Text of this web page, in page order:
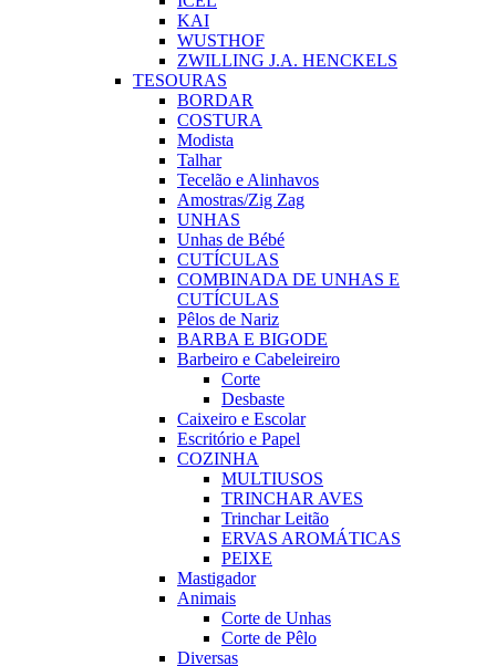
KAI
WUSTHOF
ZWILLING J.A. HENCKELS
TESOURAS
BORDAR
COSTURA
Modista
Talhar
Tecelão e Alinhavos
Amostras/Zig Zag
UNHAS
Unhas de Bébé
CUTÍCULAS
COMBINADA DE UNHAS E
CUTÍCULAS
Pêlos de Nariz
BARBA E BIGODE
Barbeiro e Cabeleireiro
Corte
Desbaste
Caixeiro e Escolar
Escritório e Papel
COZINHA
MULTIUSOS
TRINCHAR AVES
Trinchar Leitão
ERVAS AROMÁTICAS
PEIXE
Mastigador
Animais
Corte de Unhas
Corte de Pêlo
Diversas